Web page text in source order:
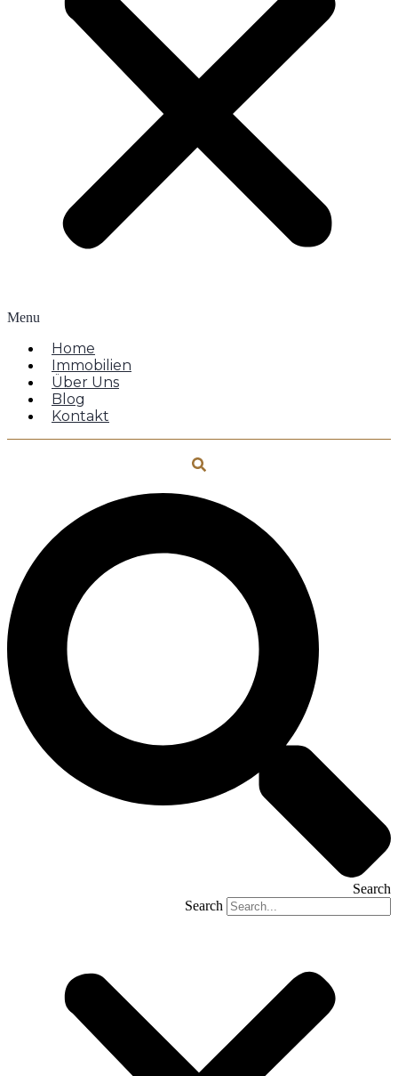
Menu
Home
Immobilien
Über Uns
Blog
Kontakt
Search
Search